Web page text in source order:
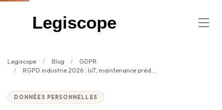
Legiscope
Legiscope Blog
GDPR
RGPD industrie 2026 : IoT, maintenance prédictive, NIS2 + obligations
DONNÉES PERSONNELLES